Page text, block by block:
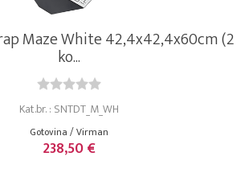
Maze White 42,4x42,4x60cm (2
ko...
Kat.br. : SNTDT_M_WH
Gotovina / Virman
238,50 €